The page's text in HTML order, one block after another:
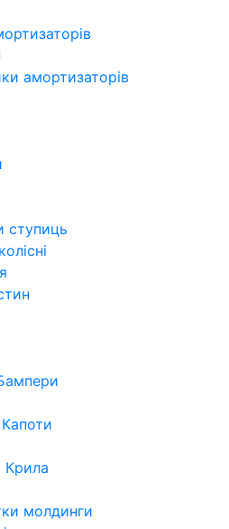
амортизаторів
ступиць
Капоти
Крила
молдинги